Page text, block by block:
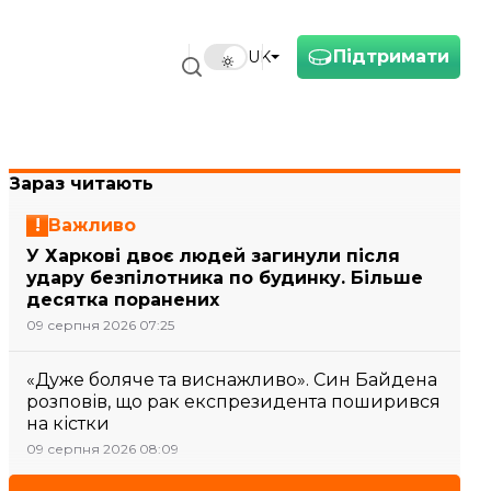
Підтримати
UK
Зараз читають
Важливо
У Харкові двоє людей загинули після
удару безпілотника по будинку. Більше
десятка поранених
09 серпня 2026 07:25
«Дуже боляче та виснажливо». Син Байдена
розповів, що рак експрезидента поширився
на кістки
09 серпня 2026 08:09